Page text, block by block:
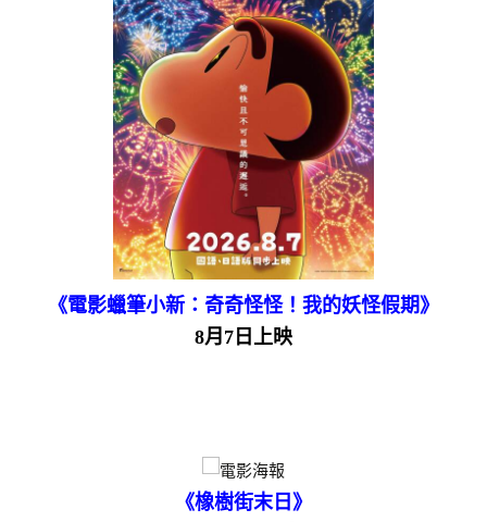
《電影蠟筆小新：奇奇怪怪！我的妖怪假期》
8月7日上映
《橡樹街末日》